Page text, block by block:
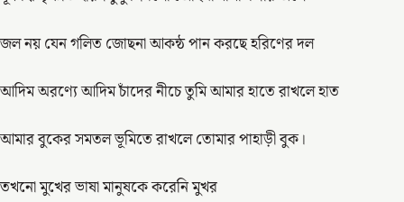
জল নয় যেন গলিত জোছনা আকন্ঠ পান করছে হরিণের দল
আদিম অরণ্যে আদিম চাঁদের নীচে তুমি আমার হাতে রাখলে হাত
আমার বুকের সমতল ভূমিতে রাখলে তোমার পাহাড়ী বুক।
তখনো মুখের ভাষা মানুষকে করেনি মুখর